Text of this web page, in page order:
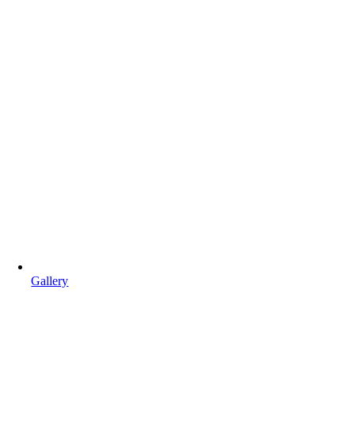
Gallery